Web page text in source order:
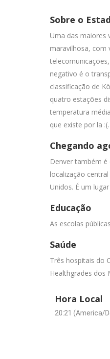
Sobre o
Uma das maiores
maravilhosa, com
negativo é o
classificação de
quatro estações
temperatura
que existe por la :(.
Chegando
Denver também é
localização
Unidos. É um
Educação
As escolas
Saúde
Três hospitais do
Healthgrades dos
Hora Local
20:21 (America/